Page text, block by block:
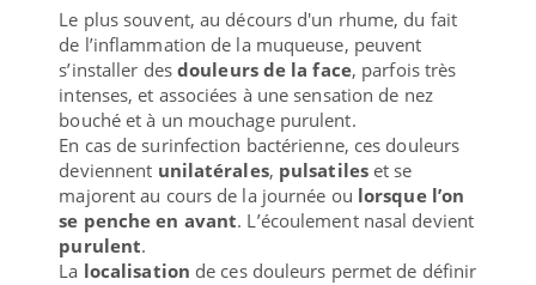
Le plus souvent, au décours d'un rhume, du fait
de l’inflammation de la muqueuse, peuvent
s’installer des douleurs de la face, parfois très
intenses, et associées à une sensation de nez
bouché et à un mouchage purulent.
En cas de surinfection bactérienne, ces douleurs
deviennent unilatérales, pulsatileset se
majorent au cours de la journée ou lorsque l’on
se penche en avant. L’écoulement nasal devient
purulent.
La localisation de ces douleurs permet de définir